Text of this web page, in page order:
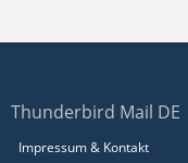
Thunderbird Mail DE
Impressum & Kontakt